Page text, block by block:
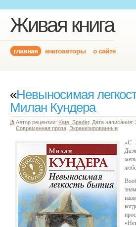
Живая книга
главная книгоавторы о сайте
«Невыносимая
Милан Кундера
Автор рецензии: Kate_Spader. Дата
Современная проза Экранизированные
«С